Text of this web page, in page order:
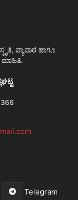
ವ್ಯಾಪಾರ ಹಾಗೂ
ಮಾಹಿತಿ.
Telegram